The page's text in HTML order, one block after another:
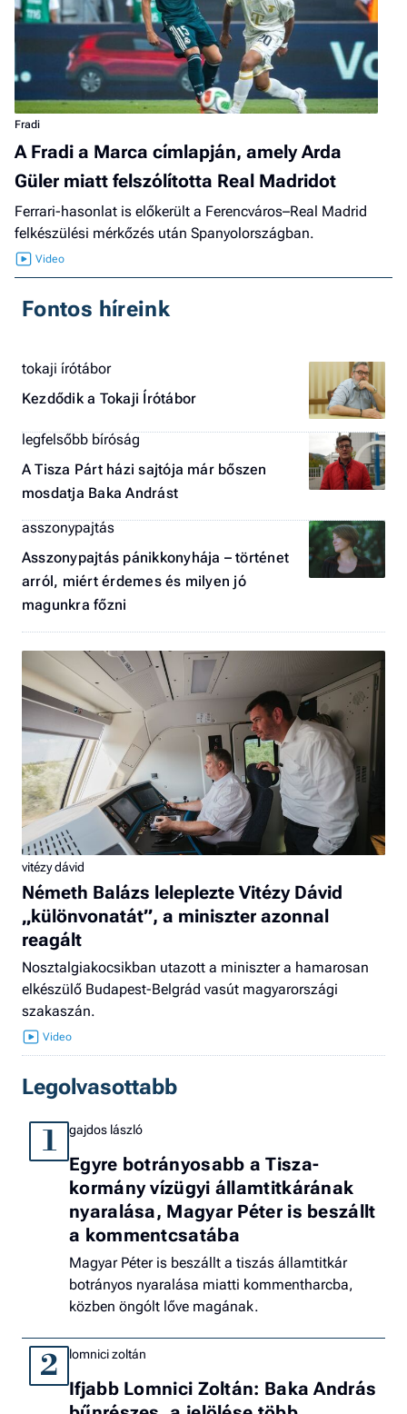
Fradi
A Fradi a Marca címlapján, amely Arda
Güler miatt felszólította Real Madridot
Ferrari-hasonlat is előkerült a Ferencváros–Real Madrid
felkészülési mérkőzés után Spanyolországban.
Fontos híreink
tokaji írótábor
Kezdődik a Tokaji Írótábor
legfelsőbb bíróság
A Tisza Párt házi sajtója már bőszen
mosdatja Baka Andrást
asszonypajtás
Asszonypajtás pánikkonyhája – történet
arról, miért érdemes és milyen jó
magunkra főzni
vitézy dávid
Németh Balázs leleplezte Vitézy Dávid
„különvonatát”, a miniszter azonnal
reagált
Nosztalgiakocsikban utazott a miniszter a hamarosan
elkészülő Budapest-Belgrád vasút magyarországi
szakaszán.
Legolvasottabb
1 gajdos lászló
Egyre botrányosabb a Tisza-
kormány vízügyi államtitkárának
nyaralása, Magyar Péter is beszállt
a kommentcsatába
Magyar Péter is beszállt a tiszás államtitkár
botrányos nyaralása miatti kommentharcba,
közben öngólt lőve magának.
2 lomnici zoltán
Ifjabb Lomnici Zoltán: Baka András